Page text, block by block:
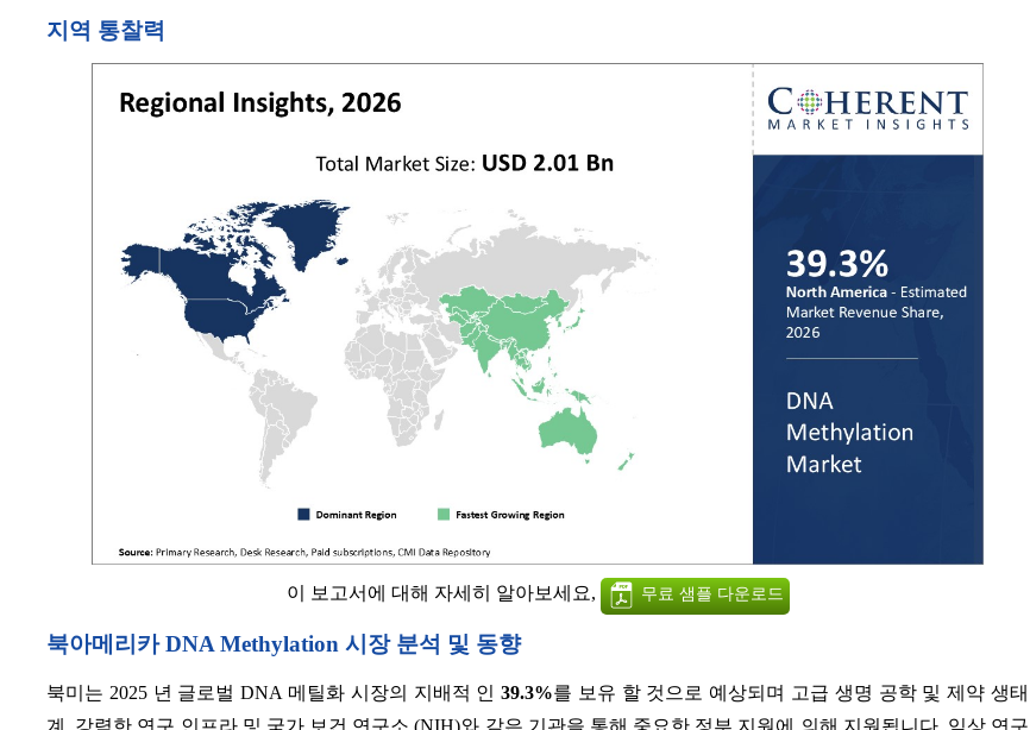
지역 통찰력
이 보고서에 대해 자세히 알아보세요, 무료 샘플 다운로드
북아메리카 DNA Methylation 시장 분석 및 동향
북미는 2025 년 글로벌 DNA 메틸화 시장의 지배적 인39.3%를 보유 할 것으로 예상되며 고급 생명 공학 및 제약 생태